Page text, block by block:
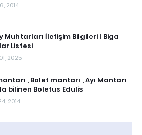
2014
Muhtarları İletişim Bilgileri I Biga
Listesi
2025
, Bolet mantarı , Ayı Mantarı
bilinen Boletus Edulis
2014